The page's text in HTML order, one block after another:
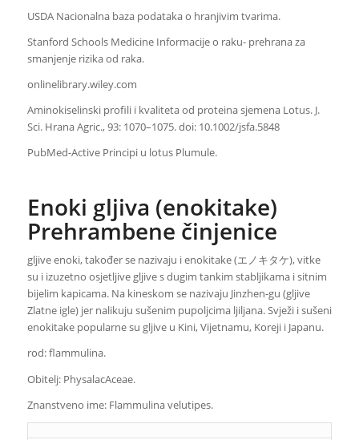
USDA Nacionalna baza podataka o hranjivim tvarima.
Stanford Schools Medicine Informacije o raku- prehrana za
smanjenje rizika od raka.
onlinelibrary.wiley.com
Aminokiselinski profili i kvaliteta od proteina sjemena Lotus. J.
Sci. Hrana Agric., 93: 1070–1075. doi: 10.1002/jsfa.5848
PubMed-Active Principi u lotus Plumule.
Enoki gljiva (enokitake)
Prehrambene činjenice
gljive enoki, također se nazivaju i enokitake (エノキタケ), vitke
su i izuzetno osjetljive gljive s dugim tankim stabljikama i sitnim
bijelim kapicama. Na kineskom se nazivaju Jinzhen-gu (gljive
Zlatne igle) jer nalikuju sušenim pupoljcima ljiljana. Svježi i sušeni
enokitake popularne su gljive u Kini, Vijetnamu, Koreji i Japanu.
rod: flammulina.
Obitelj: PhysalacAceae.
Znanstveno ime: Flammulina velutipes.